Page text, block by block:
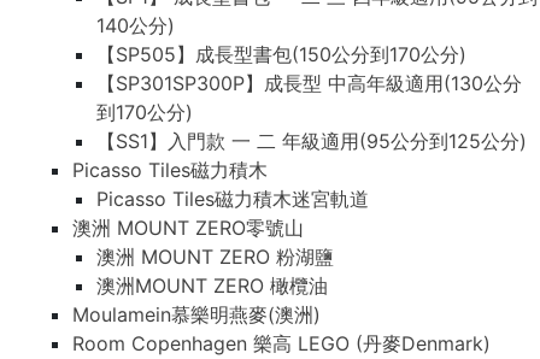
140公分)
【SP505】成長型書包(150公分到170公分)
【SP301SP300P】成長型 中高年級適用(130公分
到170公分)
【SS1】入門款 一 二 年級適用(95公分到125公分)
Picasso Tiles磁力積木
Picasso Tiles磁力積木迷宮軌道
澳洲 MOUNT ZERO零號山
澳洲 MOUNT ZERO 粉湖鹽
澳洲MOUNT ZERO 橄欖油
Moulamein慕樂明燕麥(澳洲)
Room Copenhagen 樂高 LEGO (丹麥Denmark)